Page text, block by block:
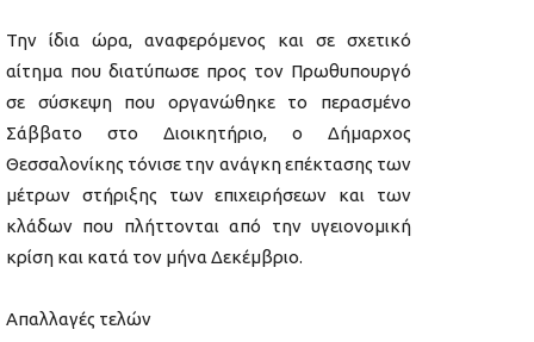
Την ίδια ώρα, αναφερόμενος και σε σχετικό
αίτημα που διατύπωσε προς τον Πρωθυπουργό
σε σύσκεψη που οργανώθηκε το περασμένο
Σάββατο στο Διοικητήριο, ο Δήμαρχος
Θεσσαλονίκης τόνισε την ανάγκη επέκτασης των
μέτρων στήριξης των επιχειρήσεων και των
κλάδων που πλήττονται από την υγειονομική
κρίση και κατά τον μήνα Δεκέμβριο.
Απαλλαγές τελών